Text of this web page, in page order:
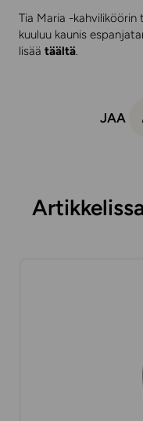
Tia Maria -kahviliköörin
kuuluu kaunis
lisää täältä.
JAA